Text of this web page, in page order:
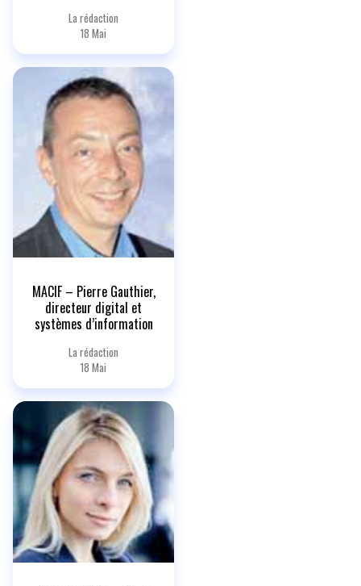
La rédaction
18 Mai
MACIF – Pierre Gauthier,
directeur digital et
systèmes d’information
La rédaction
18 Mai